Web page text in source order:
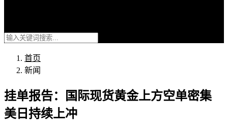
首页
新闻
挂单报告：国际现货黄金上方空单密集
美日持续上冲